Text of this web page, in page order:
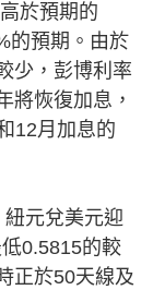
於預期的
的預期。由於
少，彭博利率
將恢復加息，
12月加息的
元兌美元迎
0.5815的較
正於50天線及